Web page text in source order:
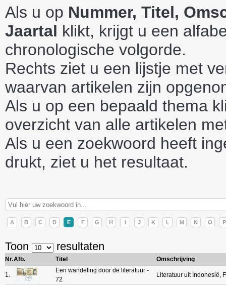
Als u op Nummer, Titel,
Jaartal klikt, krijgt u een
chronologische volgorde.
Rechts ziet u een lijstje met
waarvan artikelen zijn
Als u op een bepaald thema
overzicht van alle artikelen
Als u een zoekwoord heeft
drukt, ziet u het resultaat.
A B C D E F G H I J K L M N O P
Toon resultaten
Nr.Afb. Titel Omschrijving
1.
Een wandeling door de literatuur -
72
Literatuur uit Indonesië,